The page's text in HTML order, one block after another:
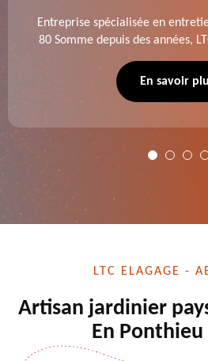
Entreprise spécialisée en
80 Somme depuis des années,
de dessouchage et
En savoir
LTC ELAGAGE -
Artisan jardinier
En Ponthieu